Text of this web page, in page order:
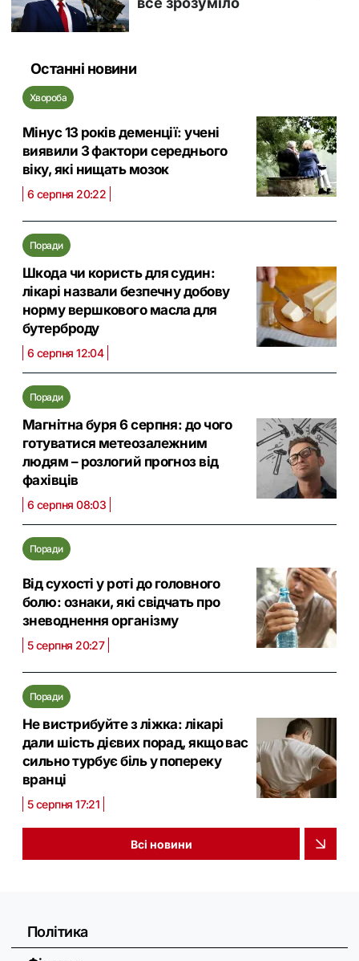
Останні новини
Хвороба
Мінус 13 років деменції: учені
виявили 3 фактори середнього
віку, які нищать мозок
6 серпня 20:22
Поради
Шкода чи користь для судин:
лікарі назвали безпечну добову
норму вершкового масла для
бутерброду
6 серпня 12:04
Поради
Магнітна буря 6 серпня: до чого
готуватися метеозалежним
людям – розлогий прогноз від
фахівців
6 серпня 08:03
Поради
Від сухості у роті до головного
болю: ознаки, які свідчать про
зневоднення організму
5 серпня 20:27
Поради
Не вистрибуйте з ліжка: лікарі
дали шість дієвих порад, якщо вас
сильно турбує біль у попереку
вранці
5 серпня 17:21
Всі новини
Політика